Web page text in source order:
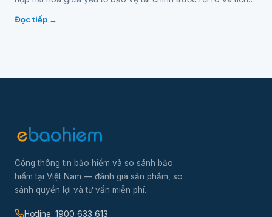
lũy, đầu tư cho tương lai…
Đọc tiếp →
Cổng thông tin bảo hiểm và so sánh bảo
hiểm tại Việt Nam — đánh giá sản phẩm, so
sánh quyền lợi và tư vấn miễn phí.
Hotline: 1900 633 613